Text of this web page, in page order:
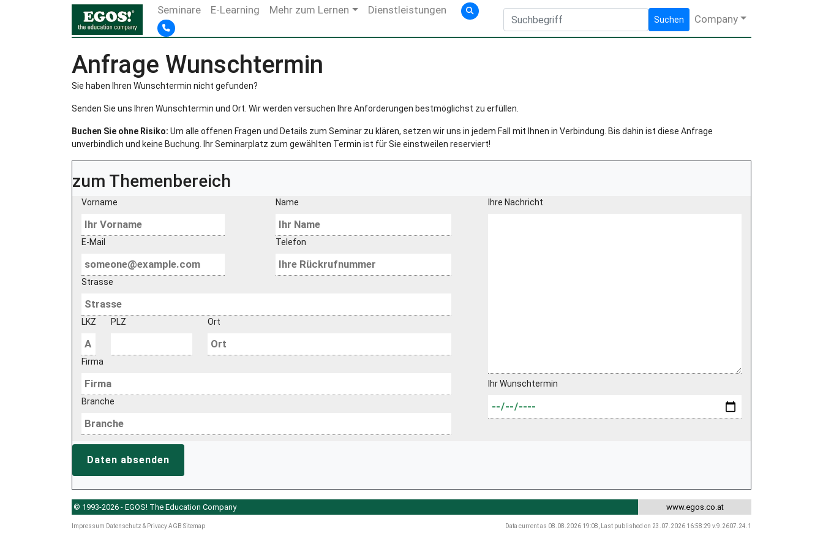
Seminare E-Learning Mehr zum Lernen Dienstleistungen
Suchen Company
Anfrage Wunschtermin
Sie haben Ihren Wunschtermin nicht gefunden?
Senden Sie uns Ihren Wunschtermin und Ort. Wir werden versuchen Ihre Anforderungen bestmöglichst zu erfüllen.
Buchen Sie ohne Risiko: Um alle offenen Fragen und Details zum Seminar zu klären, setzen wir uns in jedem Fall mit Ihnen in Verbindung. Bis dahin ist diese Anfrage
unverbindlich und keine Buchung. Ihr Seminarplatz zum gewählten Termin ist für Sie einstweilen reserviert!
zum Themenbereich
Vorname Name
E-Mail Telefon
Strasse
LKZ PLZ Ort
Firma
Branche
Ihre Nachricht
Ihr Wunschtermin
Daten absenden
© 1993-2026 - EGOS! The Education Company www.egos.co.at
Impressum Datenschutz & PrivacyAGB Sitemap Data current as 08.08.2026 19:08, Last published on 23.07.2026 16:58:29 v.9.2607.24.1